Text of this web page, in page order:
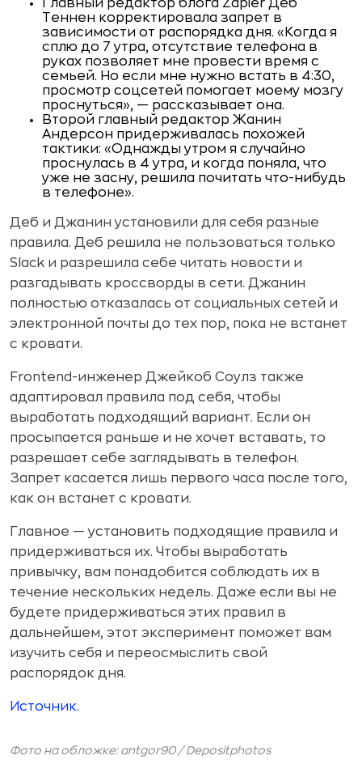
Главный редактор блога Zapier Деб
Теннен корректировала запрет в
зависимости от распорядка дня. «Когда я
сплю до 7 утра, отсутствие телефона в
руках позволяет мне провести время с
семьей. Но если мне нужно встать в 4:30,
просмотр соцсетей помогает моему мозгу
проснуться», — рассказывает она.
Второй главный редактор Жанин
Андерсон придерживалась похожей
тактики: «Однажды утром я случайно
проснулась в 4 утра, и когда поняла, что
уже не засну, решила почитать что-нибудь
в телефоне».
Деб и Джанин установили для себя разные
правила. Деб решила не пользоваться только
Slack и разрешила себе читать новости и
разгадывать кроссворды в сети. Джанин
полностью отказалась от социальных сетей и
электронной почты до тех пор, пока не встанет
с кровати.
Frontend-инженер Джейкоб Соулз также
адаптировал правила под себя, чтобы
выработать подходящий вариант. Если он
просыпается раньше и не хочет вставать, то
разрешает себе заглядывать в телефон.
Запрет касается лишь первого часа после того,
как он встанет с кровати.
Главное — установить подходящие правила и
придерживаться их. Чтобы выработать
привычку, вам понадобится соблюдать их в
течение нескольких недель. Даже если вы не
будете придерживаться этих правил в
дальнейшем, этот эксперимент поможет вам
изучить себя и переосмыслить свой
распорядок дня.
Источник.
Фото на обложке: antgor90 /Depositphotos